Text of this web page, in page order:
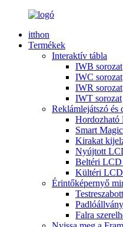
itthon
Termékek
Interaktív tábla
IWB sorozat
IWC sorozat
IWR sorozat
IWT sorozat
Reklámlejátszó és
Hordozható
Smart
Kirakat
Nyújtott
Beltéri LCD
Kültéri LCD
Érintőképernyő
Falra